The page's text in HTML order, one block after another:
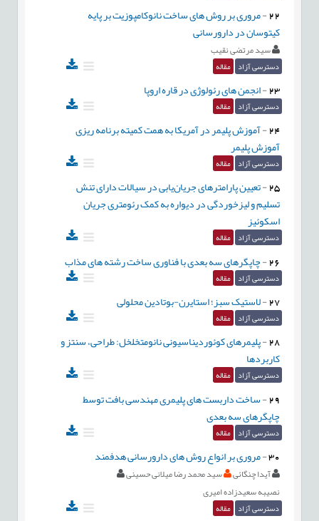
22
-مروری بر روش های ساخت نانوکامپوزیت بر پایه
کیتوسان در دارورسانی
سید مرتضی نقیب
دسترسی آزاد مقاله
23
-انجمن های رئولوژی در قاره اروپا
دسترسی آزاد مقاله
24
-آموزش پلیمر در آمریکا به همت کمیته برنامه ریزی
آموزش پلیمر
دسترسی آزاد مقاله
25
-تعیین پارامترهای جریان‌یابی در سیالات دارای تنش
تسلیم و لیزخوردگی در دیواره به کمک رئومتری جریان
اسکوئیز
دسترسی آزاد مقاله
26
-چاپگرهای سه بعدی با فناوری ساخت رشته های مذاب
دسترسی آزاد مقاله
27
-لاستیک سبز؛ استایرن-بوتادین محلولی
دسترسی آزاد مقاله
28
-پلیمرهای کوئوردیناسیونی نانومتخلخل: طراحی، سنتز و
کاربردها
دسترسی آزاد مقاله
29
-ساخت داربست های پلیمری مهندسی بافت توسط
چاپگرهای سه بعدی
دسترسی آزاد مقاله
30
-مروری بر انواع روش های دارورسانی هدفمند
آیدا چنگائی
سید محمد رضا میلانی حسینی
نصیبه سعیدزاده امیری
دسترسی آزاد مقاله